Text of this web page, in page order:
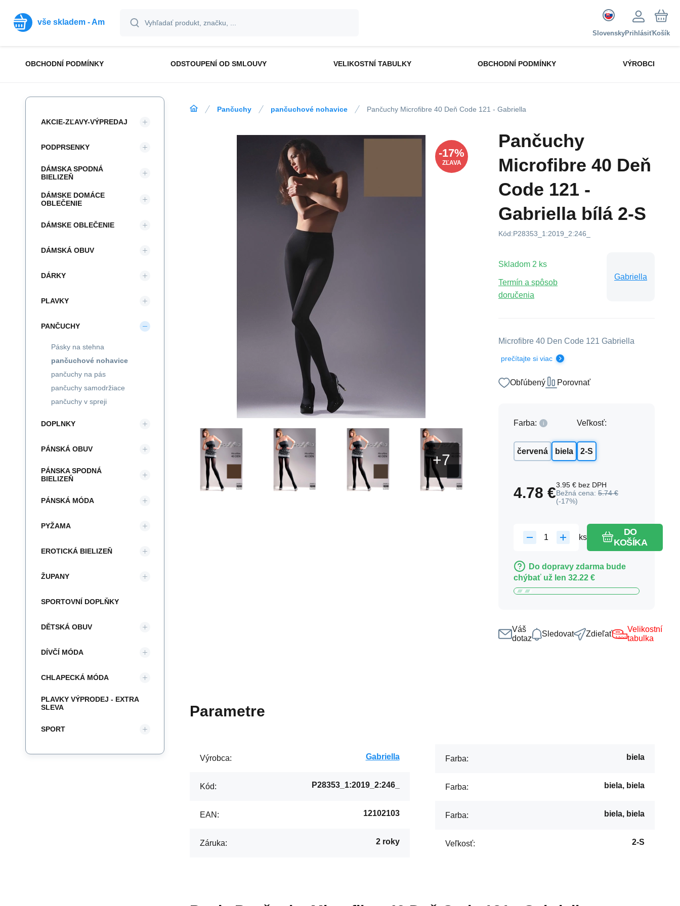
vše skladem - Am
SlovenskyPrihlásiťKošík
OBCHODNÍ PODMÍNKY ODSTOUPENÍ OD SMLOUVY VELIKOSTNÍ TABULKY OBCHODNÍ PODMÍNKY VÝROBCI
Pančuchy pančuchové nohavice Pančuchy Microfibre 40 Deň Code 121 - Gabriella
-17%
ZĽAVA
Pančuchy
Microfibre 40 Deň
Code 121 -
Gabriella bílá 2-S
Kód:P28353_1:2019_2:246_
Skladom 2 ks
Termín a spôsob
doručenia
Gabriella
Microfibre 40 Den Code 121 Gabriella
prečítajte si viac
Obľúbený Porovnať
Farba:
červená biela
Veľkosť:
2-S
4.78 €3.95 € bez DPH
Bežná cena: 5.74 €
(-17%)
ks
DO
KOŠÍKA
Do dopravy zdarma bude
chýbať už len 32.22 €
Váš
dotaz
Sledovat Zdieľať
Velikostní
tabulka
Parametre
Výrobca: Gabriella
Kód: P28353_1:2019_2:246_
EAN: 12102103
Záruka: 2 roky
Farba: biela
Farba: biela, biela
Farba: biela, biela
Veľkosť: 2-S
AKCIE-ZĽAVY-VÝPREDAJ
PODPRSENKY
DÁMSKA SPODNÁ
BIELIZEŇ
DÁMSKE DOMÁCE
OBLEČENIE
DÁMSKE OBLEČENIE
DÁMSKÁ OBUV
DÁRKY
PLAVKY
PANČUCHY
Pásky na stehna
pančuchové nohavice
pančuchy na pás
pančuchy samodržiace
pančuchy v spreji
DOPLNKY
PÁNSKÁ OBUV
PÁNSKA SPODNÁ
BIELIZEŇ
PÁNSKÁ MÓDA
PYŽAMA
EROTICKÁ BIELIZEŇ
ŽUPANY
SPORTOVNÍ DOPLŇKY
DĚTSKÁ OBUV
DÍVČÍ MÓDA
CHLAPECKÁ MÓDA
PLAVKY VÝPRODEJ - EXTRA
SLEVA
SPORT